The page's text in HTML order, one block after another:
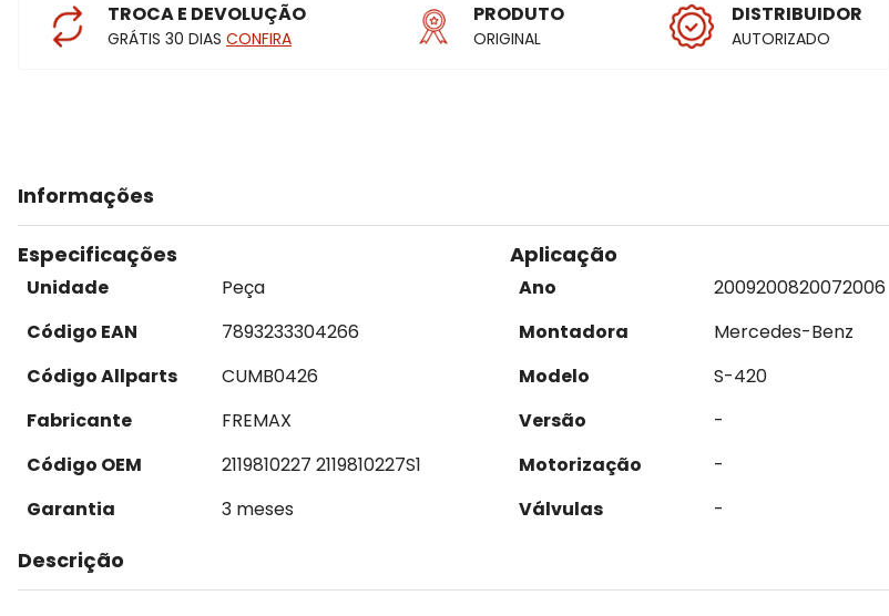
TROCA E DEVOLUÇÃO
GRÁTIS 30 DIAS CONFIRA
PRODUTO
ORIGINAL
DISTRIBUIDOR
AUTORIZADO
Informações
Especificações
Unidade
Peça
Código EAN
7893233304266
Código Allparts
CUMB0426
Fabricante
FREMAX
Código OEM
2119810227 2119810227S1
Garantia
3 meses
Aplicação
Ano 2009200820072006
Montadora
Mercedes-Benz
Modelo
S-420
Versão
-
Motorização
-
Válvulas
-
Descrição